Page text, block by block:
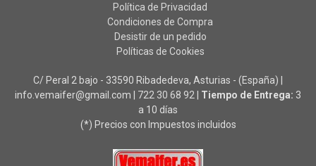
Política de Privacidad
Condiciones de Compra
Desistir de un pedido
Políticas de Cookies
C/ Peral 2 bajo - 33590 Ribadedeva, Asturias - (España) |
info.vemaifer@gmail.com | 722 30 68 92 Tiempo de Entrega: 3
a 10 días
(*) Precios con Impuestos incluidos